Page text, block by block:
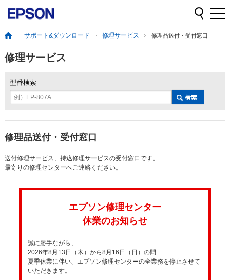
サポート&ダウンロード 修理サービス 修理品送付・受付窓口
修理サービス
型番検索
例）EP-807A
修理品送付・受付窓口
送付修理サービス、持込修理サービスの受付窓口です。
最寄りの修理センターへご連絡ください。
エプソン修理センター
休業のお知らせ
誠に勝手ながら、
2026年8月13日（木）から8月16日（日）の間
夏季休業に伴い、エプソン修理センターの全業務を停止させて
いただきます。